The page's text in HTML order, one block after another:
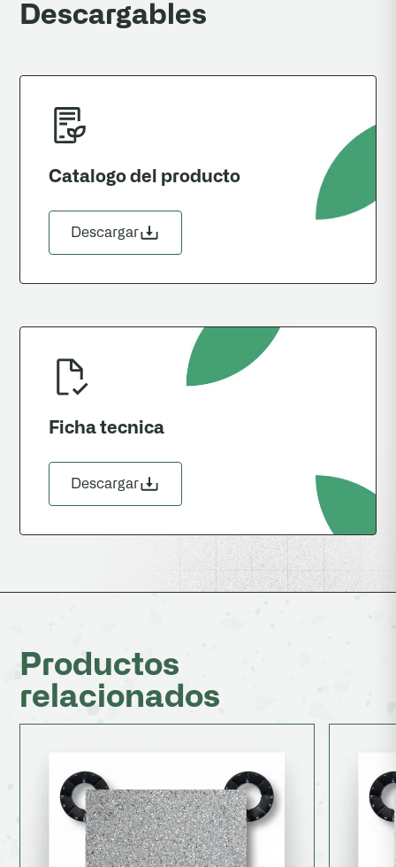
Descargables
Catalogo del producto
Descargar
Ficha tecnica
Descargar
Productos
relacionados